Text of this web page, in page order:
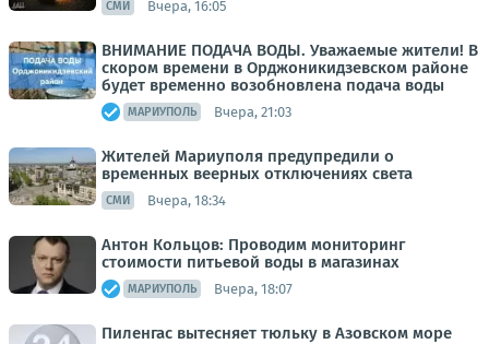
СМИ Вчера, 16:05
ВНИМАНИЕ ПОДАЧА ВОДЫ. Уважаемые жители! В
скором времени в Орджоникидзевском районе
будет временно возобновлена подача воды
МАРИУПОЛЬ Вчера, 21:03
Жителей Мариуполя предупредили о
временных веерных отключениях света
СМИ Вчера, 18:34
Антон Кольцов: Проводим мониторинг
стоимости питьевой воды в магазинах
МАРИУПОЛЬ Вчера, 18:07
Пиленгас вытесняет тюльку в Азовском море